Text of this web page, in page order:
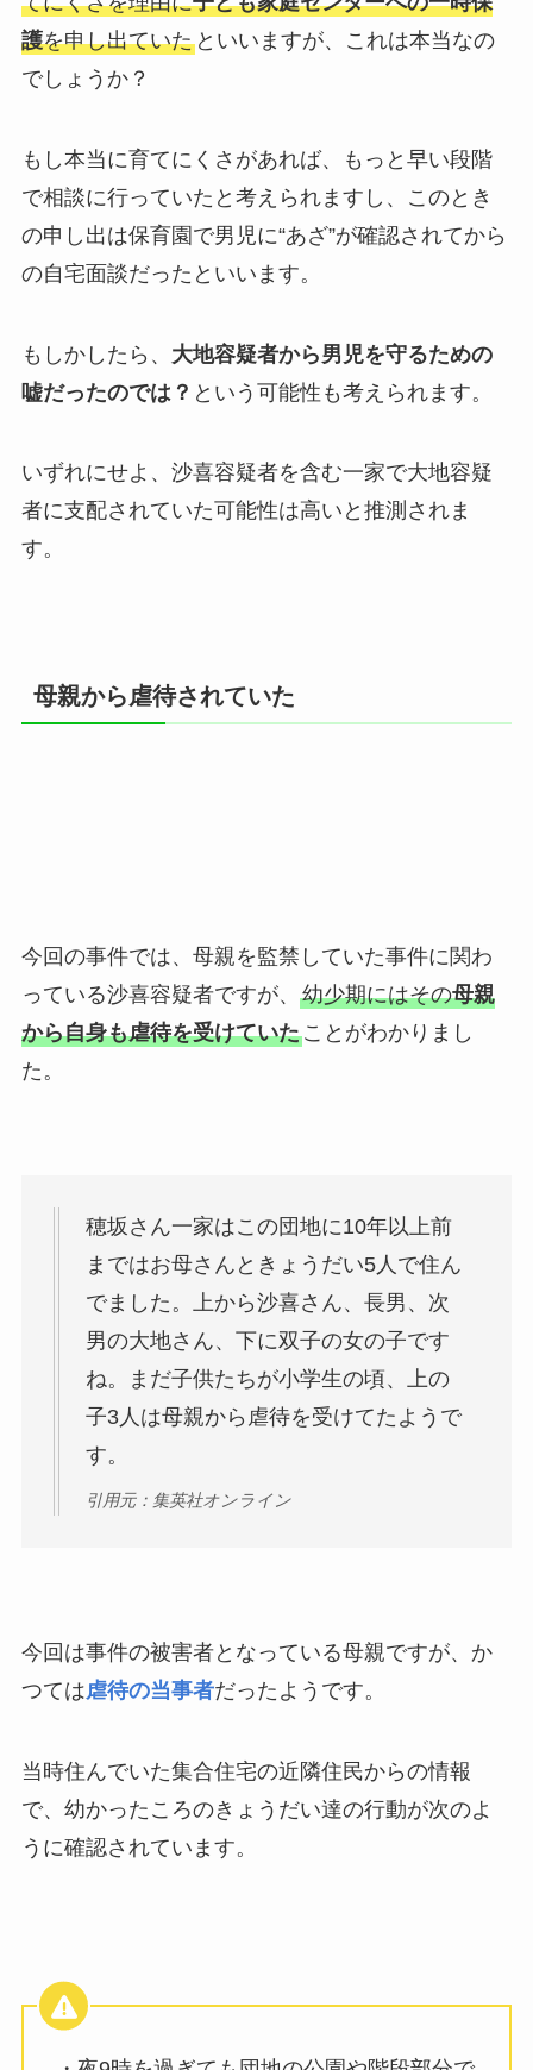
護を申し出ていたといいますが、これは本当なの
でしょうか？
もし本当に育てにくさがあれば、もっと早い段階
で相談に行っていたと考えられますし、このとき
の申し出は保育園で男児に“あざ”が確認されてから
の自宅面談だったといいます。
もしかしたら、 大地容疑者から男児を守るための
嘘だったのでは？ という可能性も考えられます。
いずれにせよ、沙喜容疑者を含む一家で大地容疑
者に支配されていた可能性は高いと推測されま
す。
母親から虐待されていた
今回の事件では、母親を監禁していた事件に関わ
っている沙喜容疑者ですが、 幼少期にはその母親
から自身も虐待を受けていたことがわかりまし
た。
穂坂さん一家はこの団地に10年以上前
まではお母さんときょうだい5人で住ん
でました。上から沙喜さん、長男、次
男の大地さん、下に双子の女の子です
ね。まだ子供たちが小学生の頃、上の
子3人は母親から虐待を受けてたようで
す。
引用元：集英社オンライン
今回は事件の被害者となっている母親ですが、か
つては虐待の当事者だったようです。
当時住んでいた集合住宅の近隣住民からの情報
で、幼かったころのきょうだい達の行動が次のよ
うに確認されています。